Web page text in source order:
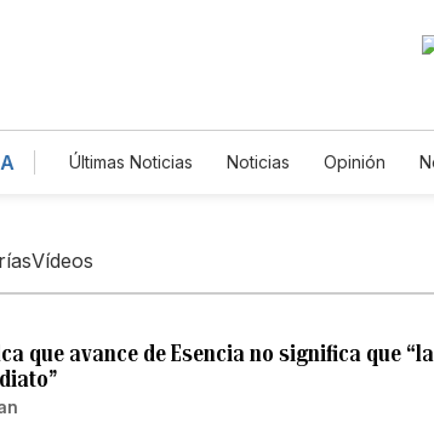
Últimas Noticias Noticias Opinión
Vídeos
que avance de Esencia no significa que